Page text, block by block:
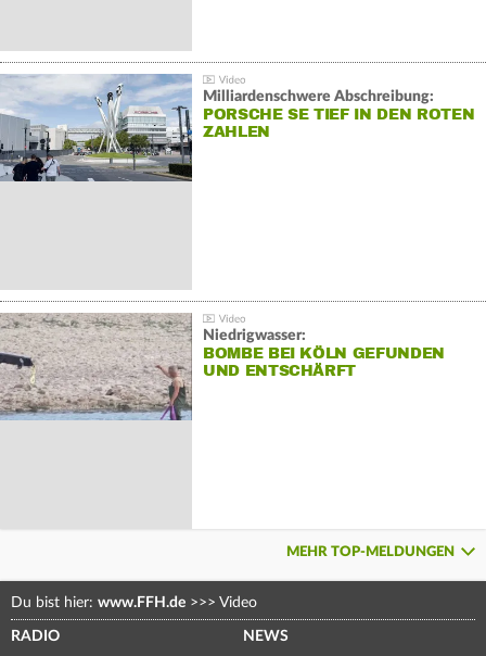
Milliardenschwere Abschreibung:
PORSCHE SE TIEF IN DEN ROTEN
ZAHLEN
Niedrigwasser:
BOMBE BEI KÖLN GEFUNDEN
UND ENTSCHÄRFT
MEHR TOP-MELDUNGEN
Du bist hier: www.FFH.de >>> Video
RADIO NEWS